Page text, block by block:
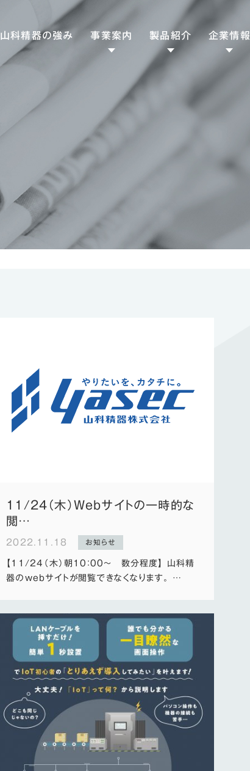
山科精器の強み 事業案内
ファクトリー
ソリューション
エナジー
ソリューション
ソリューション
製品紹介
専用工作機械
理化学製品/衛生用品
企業情報
11/24（木）Webサイトの一時的な
閲…
2022.11.18 お知らせ
【11/24（木）朝10：00～ 数分程度】 山科精
器のwebサイトが閲覧できなくなります。 …